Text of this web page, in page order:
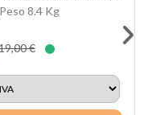
8.4 Kg
€